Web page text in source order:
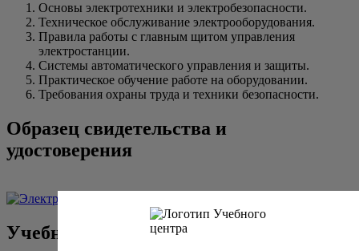
Основы электротехники и электробезопасности.
Техническое обслуживание электрооборудования.
Правила работы с главным щитом управления
электростанции.
Системы автоматического управления и защиты.
Практическое обучение работе на оборудовании.
Требования охраны труда и техники безопасности.
Образец свидетельства и
удостоверения
Учебный план